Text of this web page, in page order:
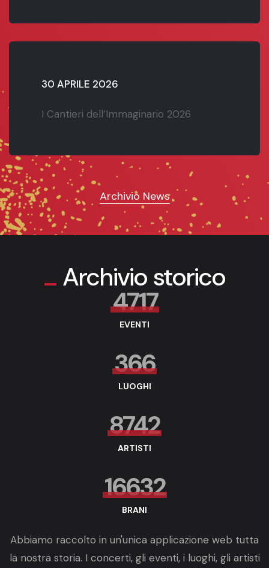
30 APRILE 2026
I Cantieri dell’Immaginario 2026
Archivio News
Archivio storico
4717
EVENTI
366
LUOGHI
8742
ARTISTI
16632
BRANI
Abbiamo raccolto in un'unica applicazione web tutta
la nostra storia. I concerti, gli eventi, i luoghi, gli artisti